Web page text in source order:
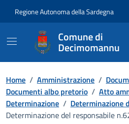
Regione Autonoma della Sardegna
Comune di
Decimomannu
Home / Amministrazione /
Documenti albo pretorio / Atto
Determinazione / Determinazione
Determinazione del responsabile